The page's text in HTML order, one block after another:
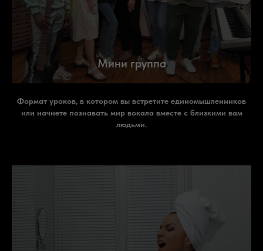
Мини группа
Формат уроков, в котором вы встретите единомышленников
или начнете познавать мир вокала вместе с близкими вам
людьми.